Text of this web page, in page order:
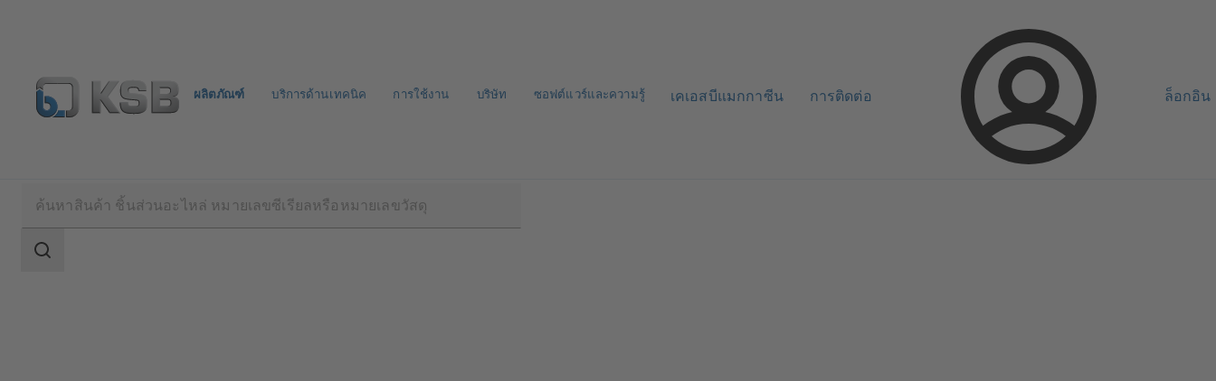
ผลิตภัณฑ์ บริการด้านเทคนิค การใช้งาน บริษัท ซอฟต์แวร์และความรู้ เคเอสบีแมกกาซีน การติดต่อ ล็อกอิน
การ
ขอบเขต